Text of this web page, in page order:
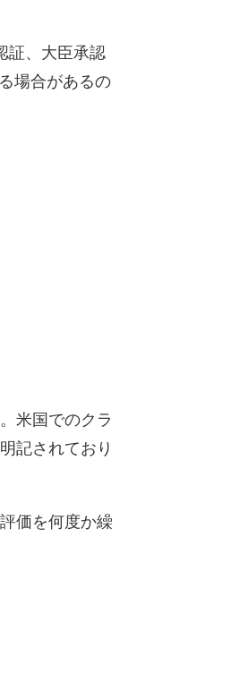
証、大臣承認
場合があるの
米国でのクラ
記されており
価を何度か繰